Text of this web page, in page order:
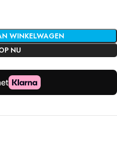
WINKELWAGEN
NU